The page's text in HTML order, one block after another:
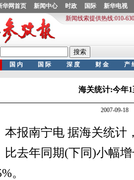
海关统计:今年
2007-09-18
南宁电 据海关统计，
比去年同期(下同)小幅
。